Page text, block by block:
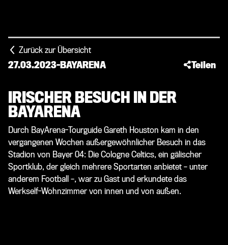
Zurück zur Übersicht
27.03.2023-BAYARENA Teilen
IRISCHER BESUCH IN DER
BAYARENA
Durch BayArena-Tourguide Gareth Houston kam in den
vergangenen Wochen außergewöhnlicher Besuch in das
Stadion von Bayer 04: Die Cologne Celtics, ein gälischer
Sportklub, der gleich mehrere Sportarten anbietet – unter
anderem Football –, war zu Gast und erkundete das
Werkself-Wohnzimmer von innen und von außen.